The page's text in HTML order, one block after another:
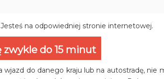
na odpowiedniej stronie internetowej.
zwykle do 15 minut
do danego kraju lub na autostradę, nie